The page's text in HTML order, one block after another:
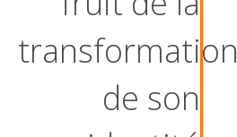
transformation
de son